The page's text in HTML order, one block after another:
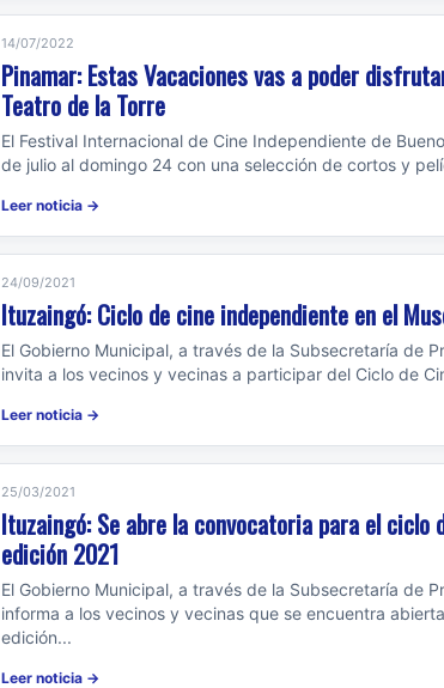
14/07/2022
Pinamar: Estas Vacaciones vas a poder
Teatro de la Torre
El Festival Internacional de Cine Independiente de
de julio al domingo 24 con una selección de cortos y
Leer noticia →
24/09/2021
Ituzaingó: Ciclo de cine independiente en el
El Gobierno Municipal, a través de la Subsecretaría de
invita a los vecinos y vecinas a participar del Ciclo de
Leer noticia →
25/03/2021
Ituzaingó: Se abre la convocatoria para el ciclo
edición 2021
El Gobierno Municipal, a través de la Subsecretaría de
informa a los vecinos y vecinas que se encuentra
edición...
Leer noticia →